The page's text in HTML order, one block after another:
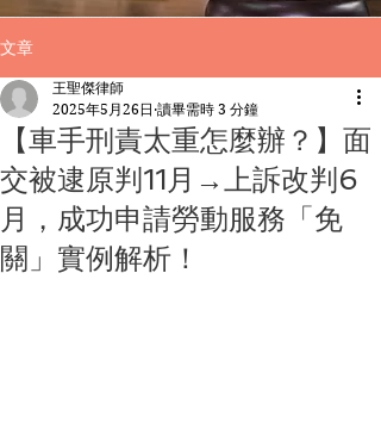
文章
【車手刑責太重怎麼辦？】面
交被逮原判11月→上訴改判6
月，成功申請勞動服務「免
關」實例解析！
王聖傑律師
2025年5月26日 讀畢需時 3 分鐘